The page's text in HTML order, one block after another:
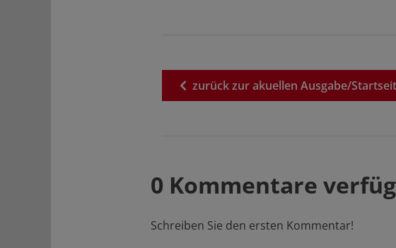
zurückzurakuellen Ausgabe/
0 Kommentare
Schreiben Sie den ersten Kommentar!